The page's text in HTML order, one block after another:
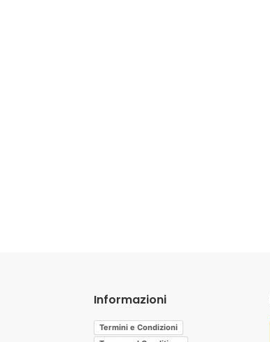
Informazioni
Termini e Condizioni